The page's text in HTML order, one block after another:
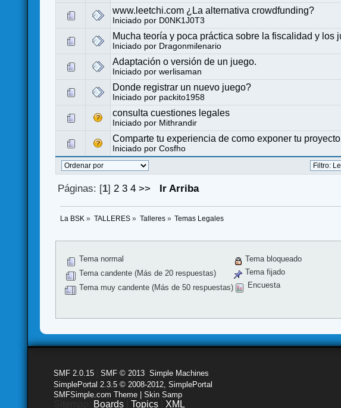
www.leetchi.com ¿La alternativa crowdfunding?
Iniciado por D0NK1J0T3
Mucha teoría y poca práctica sobre la fiscalidad y los
Iniciado por Dragonmilenario
Adaptación o versión de un juego.
Iniciado porwerlisaman
Donde registrar un nuevo juego?
Iniciado por packito1958
consulta cuestiones legales
Iniciado por Mithrandir
Comparte tu experiencia de como exponer tu
Iniciado porCosfho
Páginas: [1] 2 3 4 >> Ir Arriba
La BSK » TALLERES» Talleres» Temas Legales
Tema normal
Tema candente (Más de 20 respuestas)
Tema muy candente (Más de 50 respuestas)
Tema bloqueado
Tema fijado
Encuesta
SMF 2.0.15 |SMF © 2013 ,Simple Machines
SimplePortal 2.3.5 © 2008-2012, SimplePortal
SMFSimple.com Theme | Skin Samp
Boards |Topics XML